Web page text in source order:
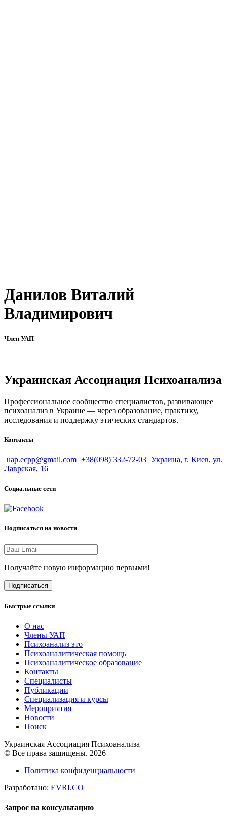
Данилов Виталий
Владимирович
Член УАП
Украинская Ассоциация Психоанализа
Профессиональное сообщество специалистов, развивающее
психоанализ в Украине — через образование, практику,
исследования и поддержку этических стандартов.
Контакты
uap.ecpp@gmail.com +38(098) 332-72-03 Украина, г. Киев, ул.
Лаврская, 16
Социальные сети
Подписаться на новости
Получайте новую информацию первыми!
Подписаться
Быстрые ссылки
О нас
Члены УАП
Психоанализ это
Психоаналитическая помощь
Психоаналитическое образование
Контакты
Специалисты
Публикации
Специализация и курсы
Мероприятия
Новости
Поиск
Украинская Ассоциация Психоанализа
© Все права защищены. 2026
Политика конфиденциальности
Разработано: EVRI.CO
Запрос на консультацию